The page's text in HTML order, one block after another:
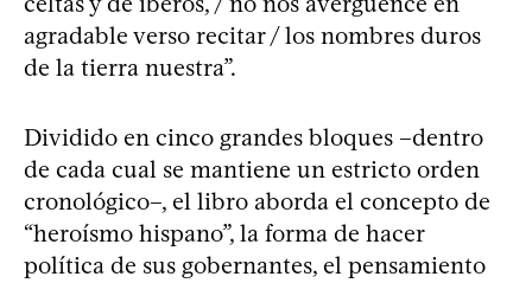
agradable verso recitar / los nombres duros
de la tierra nuestra”.
Dividido en cinco grandes bloques –dentro
de cada cual se mantiene un estricto orden
cronológico–, el libro aborda el concepto de
“heroísmo hispano”, la forma de hacer
política de sus gobernantes, el pensamiento